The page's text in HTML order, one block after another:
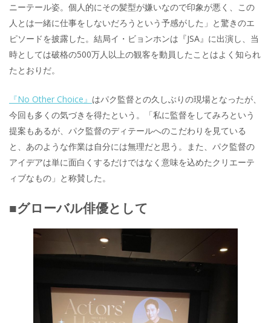
ニーテール姿。個人的にその髪型が嫌いなので印象が悪く、この
人とは一緒に仕事をしないだろうという予感がした」と驚きのエ
ピソードを披露した。結局イ・ビョンホンは『JSA』に出演し、当
時としては破格の500万人以上の観客を動員したことはよく知られ
たとおりだ。
『No Other Choice』 はパク監督との久しぶりの現場となったが、
今回も多くの気づきを得たという。「私に監督をしてみろという
提案もあるが、パク監督のディテールへのこだわりを見ている
と、あのような作業は自分には無理だと思う。また、パク監督の
アイデアは単に面白くするだけではなく意味を込めたクリエーテ
ィブなもの」と称賛した。
■グローバル俳優として